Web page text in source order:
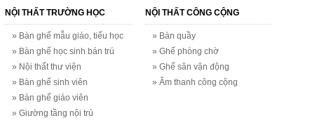
NỘI THẤT TRƯỜNG HỌC
» Bàn ghế mẫu giáo, tiểu học
» Bàn ghế học sinh bán trú
» Nội thất thư viện
» Bàn ghế sinh viên
» Bàn ghế giáo viên
» Giường tầng nội trú
NỘI THẤT CÔNG CỘNG
» Bàn quầy
» Ghế phòng chờ
» Ghế sân vận động
» Âm thanh công cộng